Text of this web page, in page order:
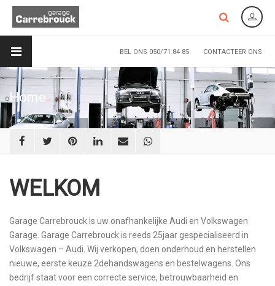
BEL ONS 050/71 84 85 CONTACTEER ONS
Home
WELKOM
Garage Carrebrouck is uw onafhankelijke Audi en Volkswagen
Garage. Garage Carrebrouck is reeds 25jaar gespecialiseerd in
Volkswagen – Audi. Wij verkopen, doen onderhoud en herstellen
nieuwe, eerste keuze 2dehandswagens en bestelwagens. Ons
bedrijf staat voor een correcte service, betrouwbaarheid en